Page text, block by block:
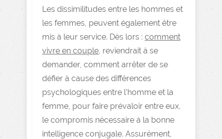
Les dissimilitudes entre les hommes et
les femmes, peuvent également être
mis à leur service. Dès lors : comment
vivre en couple, reviendrait à se
demander, comment arrêter de se
défier à cause des différences
psychologiques entre l’homme et la
femme, pour faire prévaloir entre eux,
le compromis nécessaire à la bonne
intelligence conjugale. Assurément,